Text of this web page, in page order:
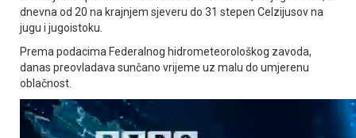
dnevna od 20 na krajnjem sjeveru do 31 stepen Celzijusov na
jugu i jugoistoku.
Prema podacima Federalnog hidrometeorološkog zavoda,
danas preovladava sunčano vrijeme uz malu do umjerenu
oblačnost.